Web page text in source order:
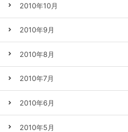
2010年10月
2010年9月
2010年8月
2010年7月
2010年6月
2010年5月